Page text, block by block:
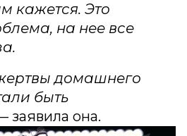
кажется. Это
на нее все
домашнего
быть
заявила она.